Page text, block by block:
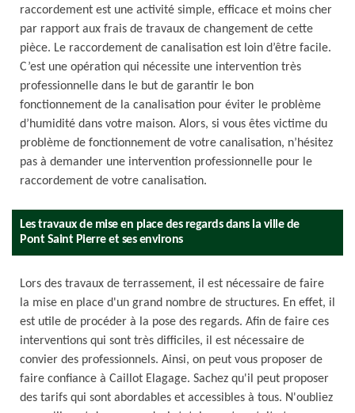
raccordement est une activité simple, efficace et moins cher
par rapport aux frais de travaux de changement de cette
pièce. Le raccordement de canalisation est loin d’être facile.
C’est une opération qui nécessite une intervention très
professionnelle dans le but de garantir le bon
fonctionnement de la canalisation pour éviter le problème
d’humidité dans votre maison. Alors, si vous êtes victime du
problème de fonctionnement de votre canalisation, n’hésitez
pas à demander une intervention professionnelle pour le
raccordement de votre canalisation.
Les travaux de mise en place des regards dans la ville de
Pont Saint Pierre et ses environs
Lors des travaux de terrassement, il est nécessaire de faire
la mise en place d'un grand nombre de structures. En effet, il
est utile de procéder à la pose des regards. Afin de faire ces
interventions qui sont très difficiles, il est nécessaire de
convier des professionnels. Ainsi, on peut vous proposer de
faire confiance à Caillot Elagage. Sachez qu'il peut proposer
des tarifs qui sont abordables et accessibles à tous. N'oubliez